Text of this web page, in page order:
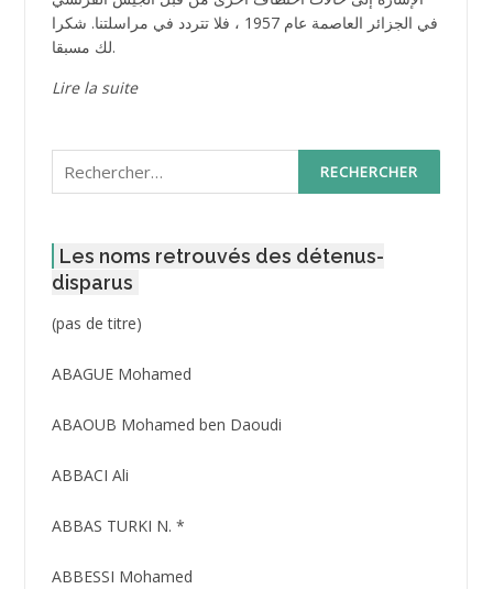
في الجزائر العاصمة عام 1957 ، فلا تتردد في مراسلتنا. شكرا
لك مسبقا.
Lire la suite
Rechercher :
Les noms retrouvés des détenus-
disparus
(pas de titre)Post
3416
ABAGUE Mohamed
ABAOUB Mohamed ben Daoudi
ABBACI Ali
ABBAS TURKI N. *
ABBESSI Mohamed